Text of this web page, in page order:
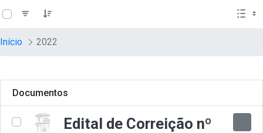
Pular para o Conteúdo principal
teste descricao
Início 2022
Documentos
Edital de Correição nº